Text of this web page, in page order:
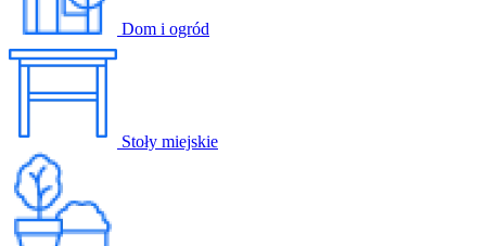
Dom i ogród
Stoły miejskie